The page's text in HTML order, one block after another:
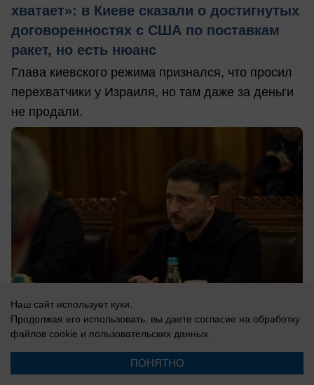
хватает»: в Киеве сказали о достигнутых
договоренностях с США по поставкам
ракет, но есть нюанс
Глава киевского режима признался, что просил
перехватчики у Израиля, но там даже за деньги
не продали.
Наш сайт использует куки.
Продолжая его использовать, вы даете согласие на обработку
файлов cookie и пользовательских данных.
ПОНЯТНО